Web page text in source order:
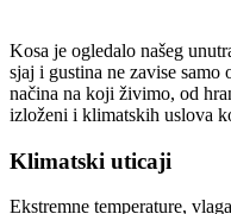
Kosa je ogledalo našeg
sjaj i gustina ne zavise
načina na koji živimo, od
izloženi i klimatskih uslova
Klimatski uticaji
Ekstremne temperature,